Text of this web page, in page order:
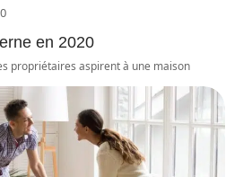
en 2020
propriétaires aspirent à une maison